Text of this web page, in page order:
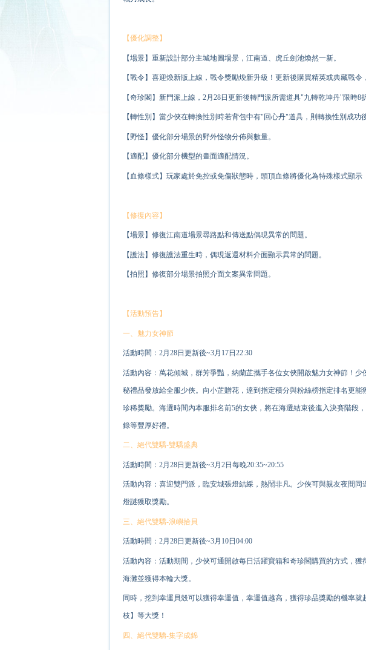
【優化調整】
【場景】重新設計部分主城地圖場景，江南道、虎丘劍池煥然一新。
【戰令】喜迎煥新版上線，戰令獎勵煥新升級！更新後購買精英或典藏戰
【奇珍閣】新門派上線，2月28日更新後轉門派所需道具"九轉乾坤丹"限時8
【轉性別】當少俠在轉換性別時若背包中有"回心丹"道具，則轉換性別成
【野怪】優化部分場景的野外怪物分佈與數量。
【適配】優化部分機型的畫面適配情況。
【血條樣式】玩家處於免控或免傷狀態時，頭頂血條將優化為特殊樣式顯示
【修復內容】
【場景】修復江南道場景尋路點和傳送點偶現異常的問題。
【護法】修復護法重生時，偶現返還材料介面顯示異常的問題。
【拍照】修復部分場景拍照介面文案異常問題。
【活動預告】
一、魅力女神節
活動時間：2月28日更新後~3月17日22:30
活動內容：萬花傾城，群芳爭豔，納蘭芷攜手各位女俠開啟魅力女神節！
秘禮品發放給全服少俠。向小芷贈花，達到指定積分與粉絲榜指定排名更
珍稀獎勵。海選時間內本服排名前5的女俠，將在海選結束後進入決賽階段
錄等豐厚好禮。
二、絕代雙驕-雙驕盛典
活動時間：2月28日更新後~3月2日每晚20:35~20:55
活動內容：喜迎雙門派，臨安城張燈結綵，熱鬧非凡。少俠可與親友夜間
燈謎獲取獎勵。
三、絕代雙驕-浪嶼拾貝
活動時間：2月28日更新後~3月10日04:00
活動內容：活動期間，少俠可通開啟每日活躍寶箱和奇珍閣購買的方式，
海灘並獲得本輪大獎。
同時，挖到幸運貝殼可以獲得幸運值，幸運值越高，獲得珍品獎勵的機率
枝】等大獎！
四、絕代雙驕-集字成錦